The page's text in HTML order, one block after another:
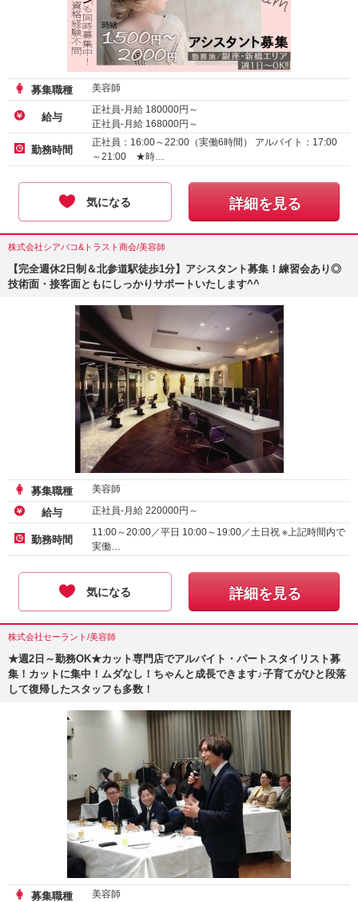
募集職種 美容師
給与
正社員-月給 180000円～
正社員-月給 168000円～
正社員-月給156000円～
勤務時間
正社員：16:00～22:00（実働6時間） アルバイト：17:00
～21:00 ★時…
気になる 詳細を見る
株式会社シアバコ&トラスト商会/美容師
【完全週休2日制＆北参道駅徒歩1分】アシスタント募集！練習会あり◎
技術面・接客面ともにしっかりサポートいたします^^
募集職種 美容師
給与 正社員-月給 220000円～
勤務時間
11:00～20:00／平日 10:00～19:00／土日祝 ※上記時間内で
実働…
気になる 詳細を見る
株式会社セーラント/美容師
★週2日～勤務OK★カット専門店でアルバイト・パートスタイリスト募
集！カットに集中！ムダなし！ちゃんと成長できます♪子育てがひと段落
して復帰したスタッフも多数！
募集職種 美容師